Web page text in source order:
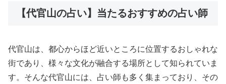
【代官山の占い】当たるおすすめの占い師
代官山は、都心からほど近いところに位置するおしゃれな
街であり、様々な文化が融合する場所として知られていま
す。そんな代官山には、占い師も多く集まっており、その